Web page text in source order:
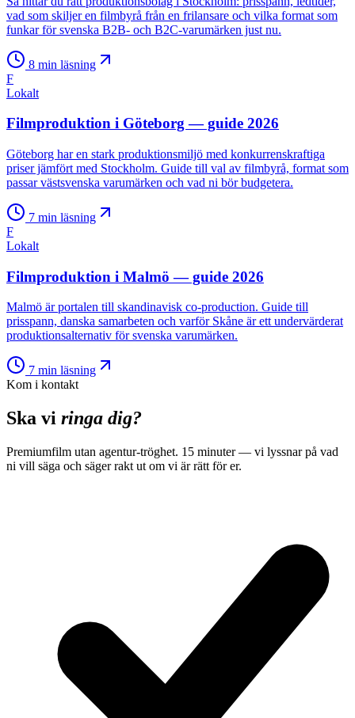
vad som skiljer en filmbyrå från en frilansare och vilka format som
funkar för svenska B2B- och B2C-varumärken just nu.
8 min läsning
F
Lokalt
Filmproduktion i Göteborg — guide 2026
Göteborg har en stark produktionsmiljö med konkurrenskraftiga
priser jämfört med Stockholm. Guide till val av filmbyrå, format som
passar västsvenska varumärken och vad ni bör budgetera.
7 min läsning
F
Lokalt
Filmproduktion i Malmö — guide 2026
Malmö är portalen till skandinavisk co-production. Guide till
prisspann, danska samarbeten och varför Skåne är ett undervärderat
produktionsalternativ för svenska varumärken.
7 min läsning
Kom i kontakt
Ska vi ringa dig?
Premiumfilm utan agentur-tröghet. 15 minuter — vi lyssnar på vad
ni vill säga och säger rakt ut om vi är rätt för er.